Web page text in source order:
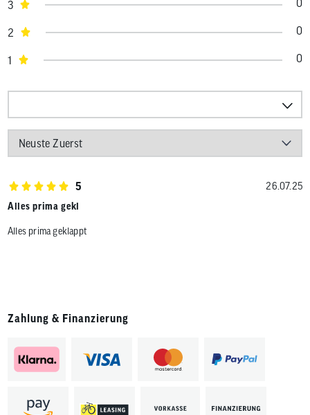
3 0
2 0
1 0
5
26.07.25
Alles prima gekl
Alles prima geklappt
Zahlung & Finanzierung